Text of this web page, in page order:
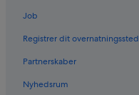
Job
Registrer dit overnatningssted
Partnerskaber
Nyhedsrum